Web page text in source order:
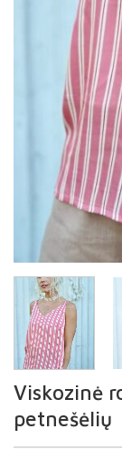
Viskozinė
petnešėlių